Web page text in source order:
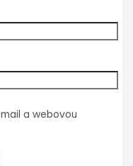
a webovou